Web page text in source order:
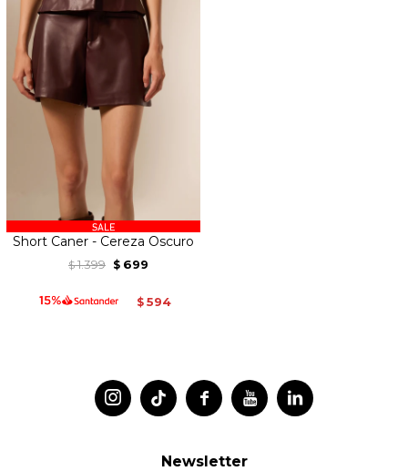
Short Caner - Cereza Oscuro
$ 1.399 $ 699
$ 594
 
 
Newsletter